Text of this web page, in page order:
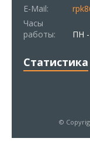
E-Mail:
Часы
работы:
ПН -
Статистика
©